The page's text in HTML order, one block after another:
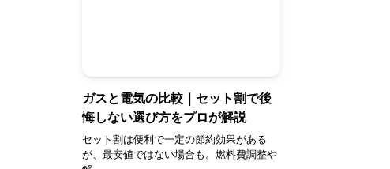
ガスと電気の比較｜セット割で後
悔しない選び方をプロが解説
セット割は便利で一定の節約効果がある
が、最安値ではない場合も。燃料費調整や